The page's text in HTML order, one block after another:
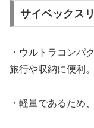
サイベックス
・ウルトラコンパ
旅行や収納に便利。
・軽量であるため